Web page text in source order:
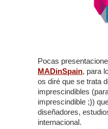
Pocas
MADinSpain, para
os diré que se trata
imprescindibles
imprescindible ;))
diseñadores,
internacional.